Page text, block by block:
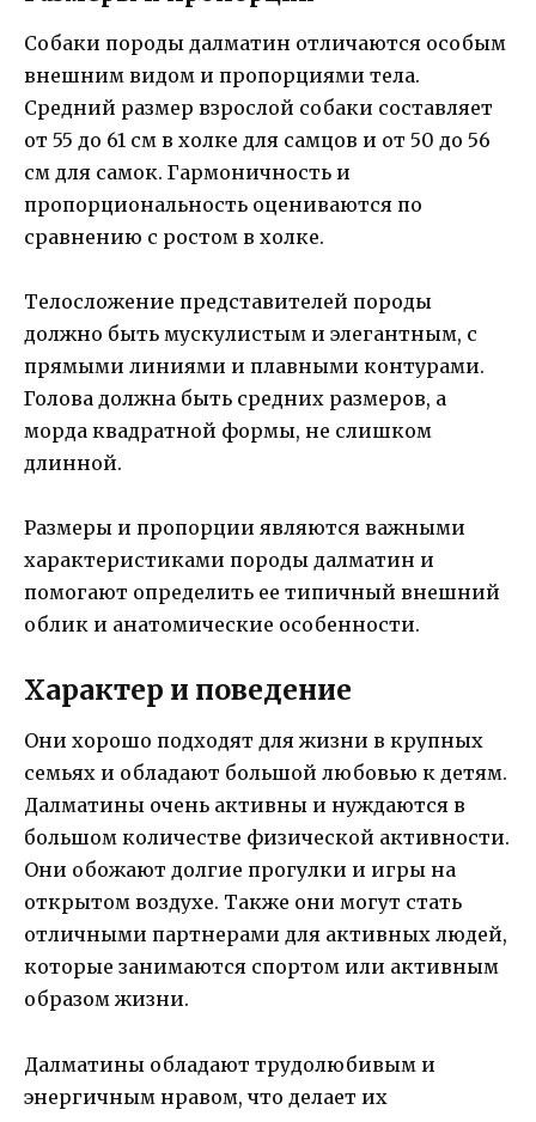
Собаки породы далматин отличаются особым
внешним видом и пропорциями тела.
Средний размер взрослой собаки составляет
от 55 до 61 см в холке для самцов и от 50 до 56
см для самок. Гармоничность и
пропорциональность оцениваются по
сравнению с ростом в холке.
Телосложение представителей породы
должно быть мускулистым и элегантным, с
прямыми линиями и плавными контурами.
Голова должна быть средних размеров, а
морда квадратной формы, не слишком
длинной.
Размеры и пропорции являются важными
характеристиками породы далматин и
помогают определить ее типичный внешний
облик и анатомические особенности.
Характер и поведение
Они хорошо подходят для жизни в крупных
семьях и обладают большой любовью к детям.
Далматины очень активны и нуждаются в
большом количестве физической активности.
Они обожают долгие прогулки и игры на
открытом воздухе. Также они могут стать
отличными партнерами для активных людей,
которые занимаются спортом или активным
образом жизни.
Далматины обладают трудолюбивым и
энергичным нравом, что делает их